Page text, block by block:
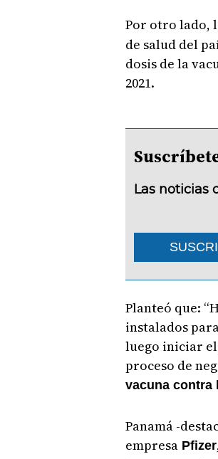
Por otro lado,
de salud del
dosis de la
2021.
Las noticias
Planteó que:
instalados
luego iniciar el
proceso de
vacuna contra
Panamá -
empresa Pfizer